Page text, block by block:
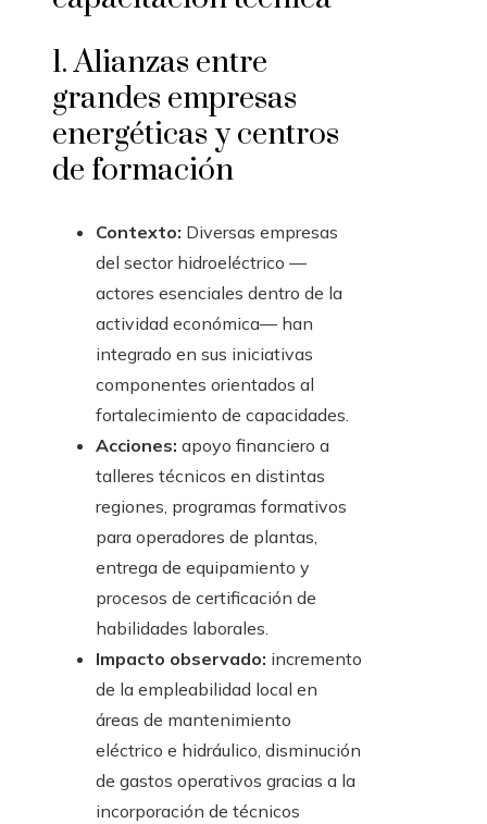
1. Alianzas entre
grandes empresas
energéticas y centros
de formación
Contexto: Diversas empresas
del sector hidroeléctrico —
actores esenciales dentro de la
actividad económica— han
integrado en sus iniciativas
componentes orientados al
fortalecimiento de capacidades.
Acciones: apoyo financiero a
talleres técnicos en distintas
regiones, programas formativos
para operadores de plantas,
entrega de equipamiento y
procesos de certificación de
habilidades laborales.
Impacto observado: incremento
de la empleabilidad local en
áreas de mantenimiento
eléctrico e hidráulico, disminución
de gastos operativos gracias a la
incorporación de técnicos